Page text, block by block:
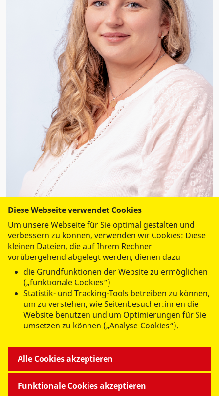
Luisa Wirsching
Personalleiterin
Tel.:0365 430 47 35
Fax: 0365 430 47 34
bewerbungen@asb-gera.de
ASB Regionalverband Ostthüringen
e.V.
Wiesestraße 189 A
07551 Gera
Diese Webseite verwendet Cookies
Um unsere Webseite für Sie optimal gestalten und
verbessern zu können, verwenden wir Cookies: Diese
kleinen Dateien, die auf Ihrem Rechner
vorübergehend abgelegt werden, dienen dazu
die Grundfunktionen der Website zu ermöglichen
(„funktionale Cookies“)
Statistik- und Tracking-Tools betreiben zu können,
um zu verstehen, wie Seitenbesucher:innen die
Website benutzen und um Optimierungen für Sie
umsetzen zu können („Analyse-Cookies“).
Funktionale Cookies akzeptieren
Alle Cookies akzeptieren